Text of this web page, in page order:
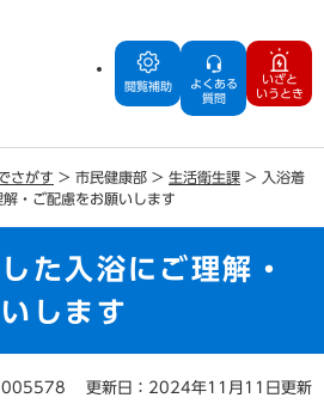
閲覧補助
よくある
質問
いざと
いうとき
さがす > 市民健康部 > 生活衛生課 > 入浴着
・ご配慮をお願いします
た入浴にご理解・
します
更新日：2024年11月11日更新